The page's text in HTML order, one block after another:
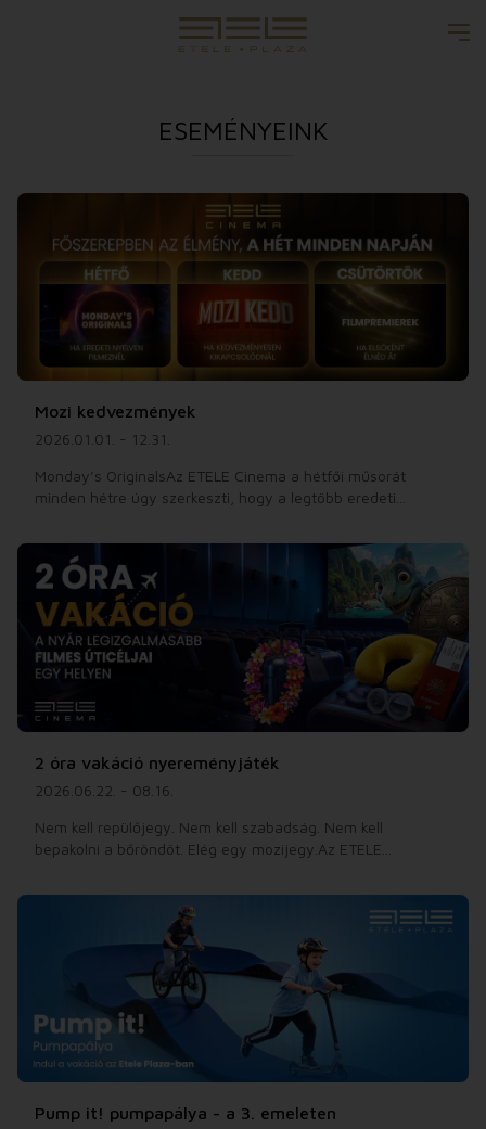
ESEMÉNYEINK
Mozi kedvezmények
2026.01.01. - 12.31.
Monday’s OriginalsAz ETELE Cinema a hétfői műsorát
minden hétre úgy szerkeszti, hogy a legtöbb eredeti...
2 óra vakáció nyereményjáték
2026.06.22. - 08.16.
Nem kell repülőjegy. Nem kell szabadság. Nem kell
bepakolni a bőröndöt. Elég egy mozijegy.Az ETELE...
Pump it! pumpapálya - a 3. emeleten